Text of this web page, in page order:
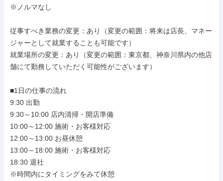
※ノルマなし
従事すべき業務の変更：あり（変更の範囲：将来は店長、マネー
ジャーとして就業することも可能です）
就業場所の変更：あり（変更の範囲：東京都、神奈川県内の他店
舗にて勤務していただく可能性がございます）
■1日の仕事の流れ
9:30 出勤
9:30～10:00 店内清掃・開店準備
10:00～12:00 施術・お客様対応
12:00～13:00 お昼休憩
13:00～18:00 施術・お客様対応
18:30 退社
※時間内にタイミングをみて休憩